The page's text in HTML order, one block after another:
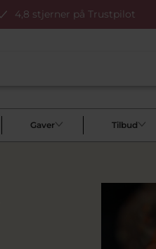
4,8 stjerner på Trustpilot
Gaver Tilbud